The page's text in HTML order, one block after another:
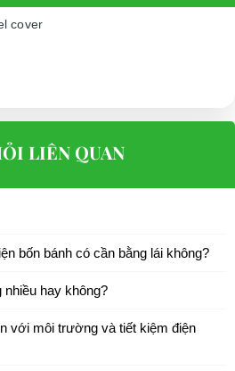
cover
LIÊN QUAN
bốn bánh có cần bằng lái không?
hay không?
với môi trường và tiết kiệm điện